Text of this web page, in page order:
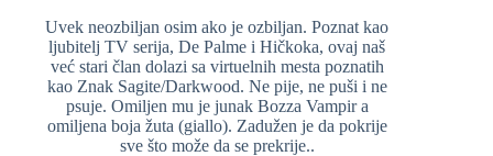
Uvek neozbiljan osim ako je ozbiljan. Poznat kao
ljubitelj TV serija, De Palme i Hičkoka, ovaj naš
već stari član dolazi sa virtuelnih mesta poznatih
kao Znak Sagite/Darkwood. Ne pije, ne puši i ne
psuje. Omiljen mu je junak Bozza Vampir a
omiljena boja žuta (giallo). Zadužen je da pokrije
sve što može da se prekrije..